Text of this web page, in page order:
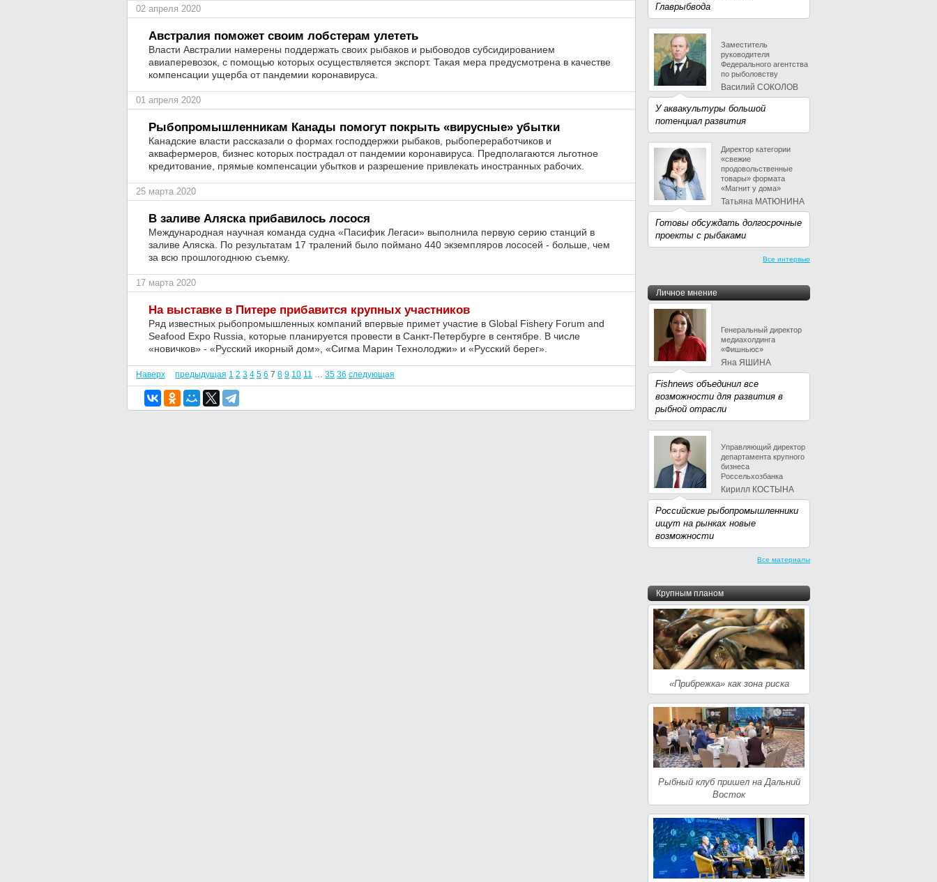
02 апреля 2020
Австралия поможет своим лобстерам улететь
Власти Австралии намерены поддержать своих рыбаков и рыбоводов субсидированием
авиаперевозок, с помощью которых осуществляется экспорт. Такая мера предусмотрена в качестве
компенсации ущерба от пандемии коронавируса.
01 апреля 2020
Рыбопромышленникам Канады помогут покрыть «вирусные» убытки
Канадские власти рассказали о формах господдержки рыбаков, рыбопереработчиков и
аквафермеров, бизнес которых пострадал от пандемии коронавируса. Предполагаются льготное
кредитование, прямые компенсации убытков и разрешение привлекать иностранных рабочих.
25 марта 2020
В заливе Аляска прибавилось лосося
Международная научная команда судна «Пасифик Легаси» выполнила первую серию станций в
заливе Аляска. По результатам 17 тралений было поймано 440 экземпляров лососей - больше, чем
за всю прошлогоднюю съемку.
17 марта 2020
На выставке в Питере прибавится крупных участников
Ряд известных рыбопромышленных компаний впервые примет участие в Global Fishery Forum and
Seafood Expo Russia, которые планируется провести в Санкт-Петербурге в сентябре. В числе
«новичков» - «Русский икорный дом», «Сигма Марин Технолоджи» и «Русский берег».
Наверх предыдущая 1 2 3 4 5 6 7 8 9 10 11 … 35 36 следующая
Главрыбвода
Заместитель
руководителя
Федерального агентства
по рыболовству
Василий СОКОЛОВ
У аквакультуры большой
потенциал развития
Директор категории
«свежие
продовольственные
товары» формата
«Магнит у дома»
Татьяна МАТЮНИНА
Готовы обсуждать долгосрочные
проекты с рыбаками
Все интервью
Личное мнение
Генеральный директор
медиахолдинга
«Фишньюс»
Яна ЯШИНА
Fishnews объединил все
возможности для развития в
рыбной отрасли
Управляющий директор
департамента крупного
бизнеса
Россельхозбанка
Кирилл КОСТЫНА
Российские рыбопромышленники
ищут на рынках новые
возможности
Все материалы
Крупным планом
«Прибрежка» как зона риска
Рыбный клуб пришел на Дальний
Восток